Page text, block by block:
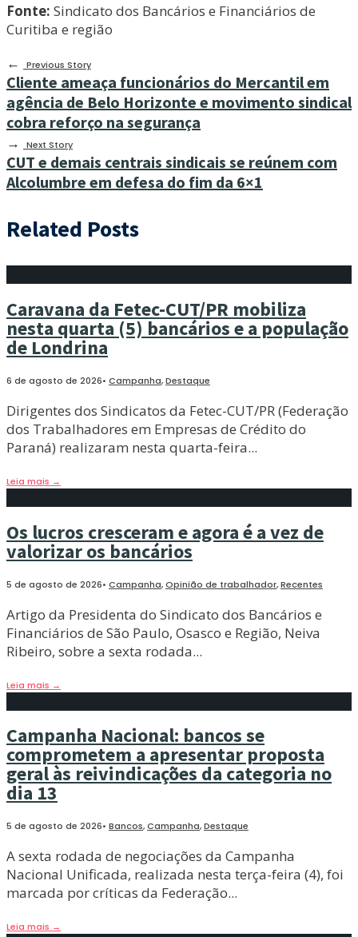
Fonte: Sindicato dos Bancários e Financiários de
Curitiba e região
←
Previous Story
Cliente ameaça funcionários do Mercantil em
agência de Belo Horizonte e movimento sindical
cobra reforço na segurança
→ Next Story
CUT e demais centrais sindicais se reúnem com
Alcolumbre em defesa do fim da 6×1
Related Posts
Caravana da Fetec-CUT/PR mobiliza
nesta quarta (5) bancários e a população
de Londrina
6 de agosto de 2026• Campanha,Destaque
Dirigentes dos Sindicatos da Fetec-CUT/PR (Federação
dos Trabalhadores em Empresas de Crédito do
Paraná) realizaram nesta quarta-feira...
Leia mais →
Os lucros cresceram e agora é a vez de
valorizar os bancários
5 de agosto de 2026• Campanha,Opinião de trabalhador,Recentes
Artigo da Presidenta do Sindicato dos Bancários e
Financiários de São Paulo, Osasco e Região, Neiva
Ribeiro, sobre a sexta rodada...
Leia mais →
Campanha Nacional: bancos se
comprometem a apresentar proposta
geral às reivindicações da categoria no
dia 13
5 de agosto de 2026• Bancos,Campanha,Destaque
A sexta rodada de negociações da Campanha
Nacional Unificada, realizada nesta terça-feira (4), foi
marcada por críticas da Federação...
Leia mais →